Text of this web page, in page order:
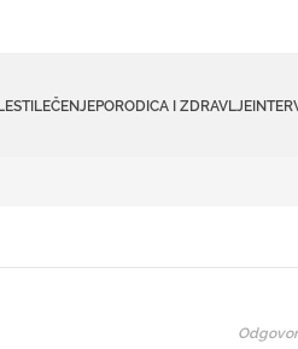
LEČENJEPORODICA I ZDRAVLJE